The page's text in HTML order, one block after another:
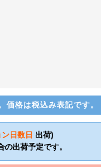
格は税込み表記です。
ン日数 日 出荷)
出荷予定です。